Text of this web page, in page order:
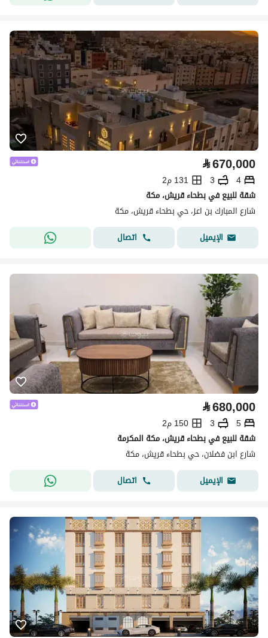
⃁670,000
4
3
131 م2
شقة للبيع في بطحاء قريش، مكة
شارع المبارك بن اعز، حي بطحاء قريش، مكة
الإيميل
اتصال
⃁680,000
5
3
150 م2
شقة للبيع في بطحاء قريش، مكة المكرمة
شارع ابن فضلان، حي بطحاء قريش، مكة
الإيميل
اتصال